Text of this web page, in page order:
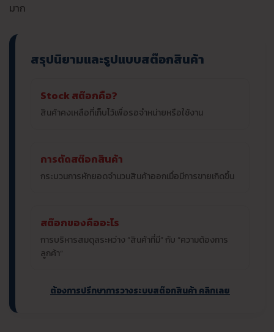
มาก
สรุปนิยามและรูปแบบสต๊อกสินค้า
Stock สต๊อกคือ?
สินค้าคงเหลือที่เก็บไว้เพื่อรอจำหน่ายหรือใช้งาน
การตัดสต๊อกสินค้า
กระบวนการหักยอดจำนวนสินค้าออกเมื่อมีการขายเกิดขึ้น
สต๊อกของคืออะไร
การบริหารสมดุลระหว่าง “สินค้าที่มี” กับ “ความต้องการ
ลูกค้า”
ต้องการปรึกษาการวางระบบสต๊อกสินค้า คลิกเลย